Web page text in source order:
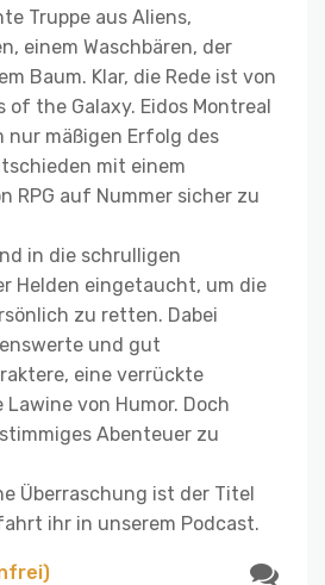
Truppe aus Aliens,
einem Waschbären, der
Baum. Klar, die Rede ist von
of the Galaxy. Eidos Montreal
nur mäßigen Erfolg des
mit einem
RPG auf Nummer sicher zu
in die schrulligen
Helden eingetaucht, um die
zu retten. Dabei
und gut
eine verrückte
von Humor. Doch
Abenteuer zu
Überraschung ist der Titel
ihr in unserem Podcast.